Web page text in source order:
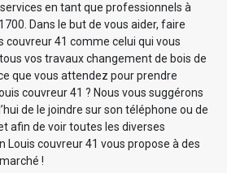
en tant que professionnels à
Dans le but de vous aider, faire
couvreur 41 comme celui qui vous
vos travaux changement de bois de
que vous attendez pour prendre
couvreur 41 ? Nous vous suggérons
de le joindre sur son téléphone ou de
afin de voir toutes les diverses
Louis couvreur 41 vous propose à des
!